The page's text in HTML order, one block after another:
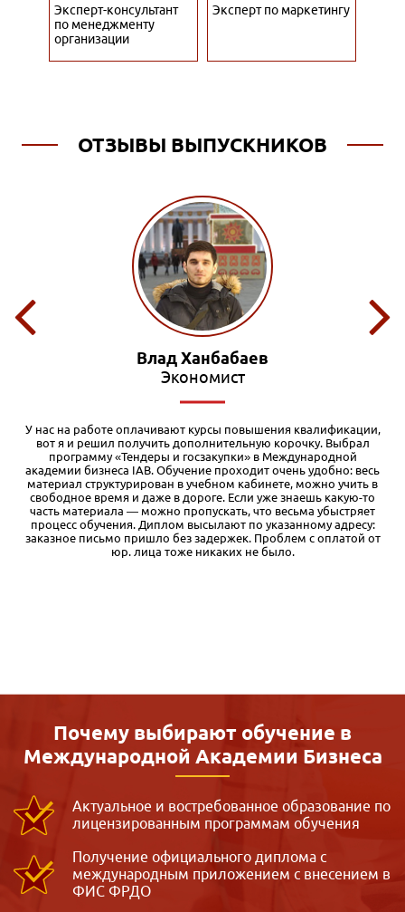
Эксперт-консультант
по менеджменту
организации
Эксперт по маркетингу
ОТЗЫВЫ ВЫПУСКНИКОВ
Влад Ханбабаев
Экономист
У нас на работе оплачивают курсы повышения квалификации,
вот я и решил получить дополнительную корочку. Выбрал
программу «Тендеры и госзакупки» в Международной
академии бизнеса IAB. Обучение проходит очень удобно: весь
материал структурирован в учебном кабинете, можно учить в
свободное время и даже в дороге. Если уже знаешь какую-то
часть материала — можно пропускать, что весьма убыстряет
процесс обучения. Диплом высылают по указанному адресу:
заказное письмо пришло без задержек. Проблем с оплатой от
юр. лица тоже никаких не было.
Почему выбирают обучение в
Международной Академии Бизнеса
Актуальное и востребованное образование по
лицензированным программам обучения
Получение официального диплома с
международным приложением с внесением в
ФИС ФРДО